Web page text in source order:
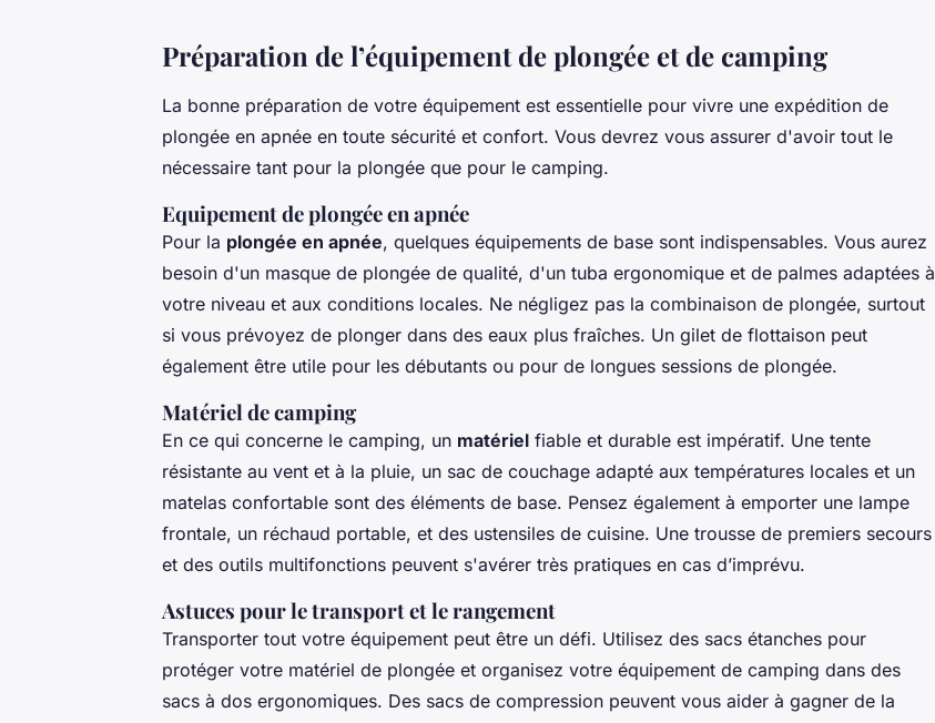
Préparation de l’équipement de plongée et de camping
La bonne préparation de votre équipement est essentielle pour vivre une expédition de
plongée en apnée en toute sécurité et confort. Vous devrez vous assurer d'avoir tout le
nécessaire tant pour la plongée que pour le camping.
Equipement de plongée en apnée
Pour la plongée en apnée, quelques équipements de base sont indispensables. Vous aurez
besoin d'un masque de plongée de qualité, d'un tuba ergonomique et de palmes adaptées à
votre niveau et aux conditions locales. Ne négligez pas la combinaison de plongée, surtout
si vous prévoyez de plonger dans des eaux plus fraîches. Un gilet de flottaison peut
également être utile pour les débutants ou pour de longues sessions de plongée.
Matériel de camping
En ce qui concerne le camping, un matériel fiable et durable est impératif. Une tente
résistante au vent et à la pluie, un sac de couchage adapté aux températures locales et un
matelas confortable sont des éléments de base. Pensez également à emporter une lampe
frontale, un réchaud portable, et des ustensiles de cuisine. Une trousse de premiers secours
et des outils multifonctions peuvent s'avérer très pratiques en cas d’imprévu.
Astuces pour le transport et le rangement
Transporter tout votre équipement peut être un défi. Utilisez des sacs étanches pour
protéger votre matériel de plongée et organisez votre équipement de camping dans des
sacs à dos ergonomiques. Des sacs de compression peuvent vous aider à gagner de la